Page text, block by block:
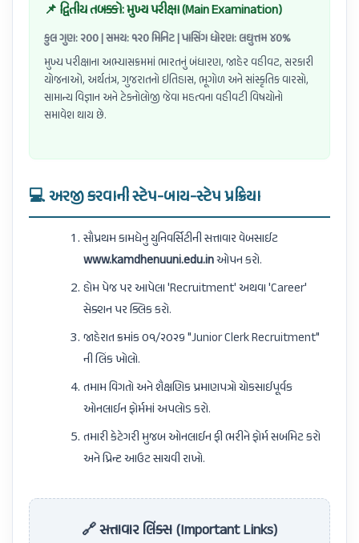
📌 દ્વિતીય તબક્કો: મુખ્ય પરીક્ષા (Main Examination)
કુલ ગુણ: ૨૦૦ | સમય: ૧૨૦ મિનિટ | પાસિંગ ધોરણ: લઘુત્તમ ૪૦%
મુખ્ય પરીક્ષાના અભ્યાસક્રમમાં ભારતનું બંધારણ, જાહેર વહીવટ, સરકારી
યોજનાઓ, અર્થતંત્ર, ગુજરાતનો ઇતિહાસ, ભૂગોળ અને સાંસ્કૃતિક વારસો,
સામાન્ય વિજ્ઞાન અને ટેકનોલોજી જેવા મહત્વના વહીવટી વિષયોનો
સમાવેશ થાય છે.
💻 અરજી કરવાની સ્ટેપ-બાય-સ્ટેપ પ્રક્રિયા
સૌપ્રથમ કામધેનુ યુનિવર્સિટીની સત્તાવાર વેબસાઈટ
www.kamdhenuuni.edu.inઓપન કરો.
હોમ પેજ પર આપેલા 'Recruitment' અથવા 'Career'
સેક્શન પર ક્લિક કરો.
જાહેરાત ક્રમાંક ૦૧/૨૦૨૬ "Junior Clerk Recruitment"
ની લિંક ખોલો.
તમામ વિગતો અને શૈક્ષણિક પ્રમાણપત્રો ચોકસાઈપૂર્વક
ઓનલાઈન ફોર્મમાં અપલોડ કરો.
તમારી કેટેગરી મુજબ ઓનલાઈન ફી ભરીને ફોર્મ સબમિટ કરો
અને પ્રિન્ટ આઉટ સાચવી રાખો.
🔗 સત્તાવાર લિંક્સ (Important Links)